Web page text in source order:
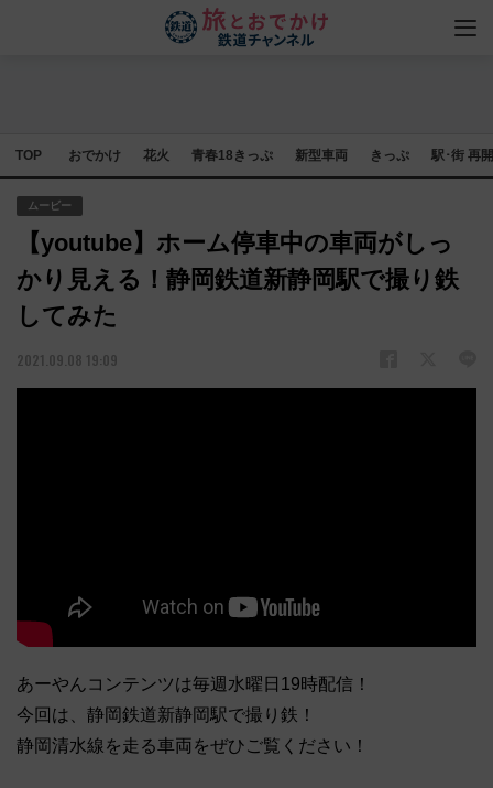
TOP おでかけ 花火 青春18きっぷ 新型車両 きっぷ 駅･街 再
ムービー
【youtube】ホーム停車中の車両がしっ
かり見える！静岡鉄道新静岡駅で撮り鉄
してみた
2021.09.08 19:09
あーやんコンテンツは毎週水曜日19時配信！
今回は、静岡鉄道新静岡駅で撮り鉄！
静岡清水線を走る車両をぜひご覧ください！